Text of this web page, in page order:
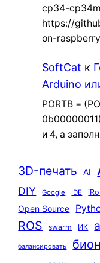
cp34-
https://
on-
SoftCat к
Arduino
PORTB =
и 4, а
3D-печать AI
DIY Google IDE
Open Source
ROS swarm ИК
балансировать